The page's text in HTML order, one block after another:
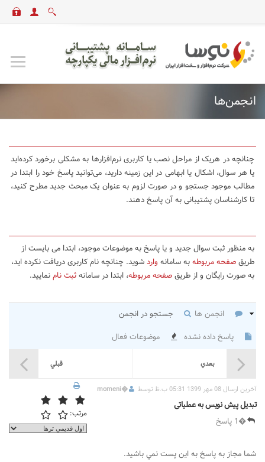
انجمن‌ها
چنانچه در هریک از مراحل نصب یا کاربری نرم‌افزارها به مشکلی برخورد کرده‌اید
یا هر سوال، اشکال یا ابهامی در این زمینه دارید، می‌توانید پاسخ خود را ابتدا در
مطالب موجود جستجو و در صورت لزوم به عنوان یک مبحث جدید مطرح کنید،
تا کارشناسان پشتیبانی به آن پاسخ دهند.
به منظور ثبت سوال جدید و یا پاسخ به موضوعات موجود، ابتدا می بایست از
طریقصفحه مربوطهبه سامانه واردشوید. چنانچه نام کاربری دریافت نکرده اید،
به صورت رایگان و از طریقصفحه مربوطه، ابتدا در سامانهثبت نامنمایید.
انجمن ها
جستجو در انجمن
پاسخ داده نشده
موضوعات فعال
قبلي بعدي
آخرين ارسال 08 مهر 1399 05:31 ب.ظ توسط �
momeni
تبدیل پیش نویس به عملیاتی
�1 پاسخ
مرتب:
شما مجاز به پاسخ به اين پست نمي باشيد.